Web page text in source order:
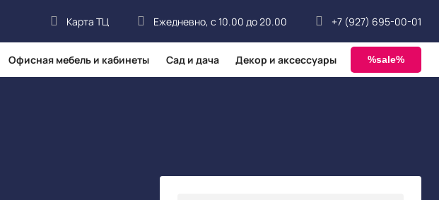
Карта ТЦ Ежедневно, с 10.00 до 20.00 +7 (927) 695-00-01
Офисная мебель и кабинеты Сад и дача Декор и аксессуары %sale%